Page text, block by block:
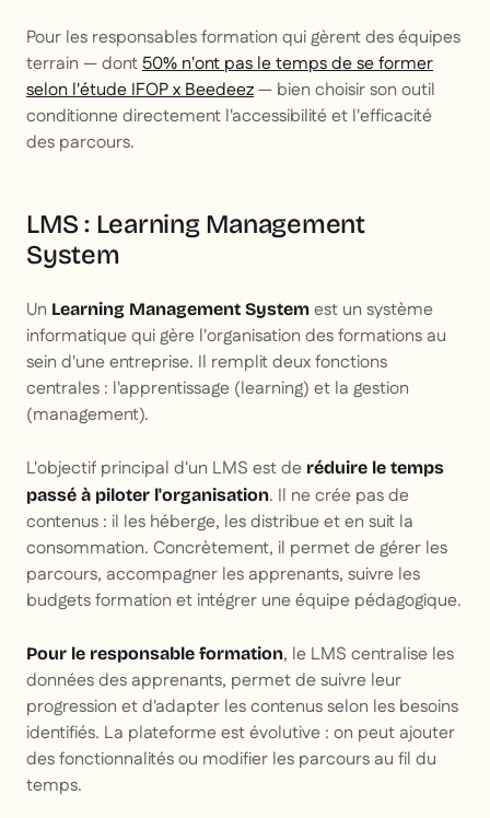
Pour les responsables formation qui gèrent des équipes
terrain — dont50% n'ont pas le temps de se former
selon l'étude IFOP x Beedeez— bien choisir son outil
conditionne directement l'accessibilité et l'efficacité
des parcours.
LMS : Learning Management
System
Un Learning Management System est un système
informatique qui gère l'organisation des formations au
sein d'une entreprise. Il remplit deux fonctions
centrales : l'apprentissage (learning) et la gestion
(management).
L'objectif principal d'un LMS est de réduire le temps
passé à piloter l'organisation. Il ne crée pas de
contenus : il les héberge, les distribue et en suit la
consommation. Concrètement, il permet de gérer les
parcours, accompagner les apprenants, suivre les
budgets formation et intégrer une équipe pédagogique.
Pour le responsable formation, le LMS centralise les
données des apprenants, permet de suivre leur
progression et d'adapter les contenus selon les besoins
identifiés. La plateforme est évolutive : on peut ajouter
des fonctionnalités ou modifier les parcours au fil du
temps.